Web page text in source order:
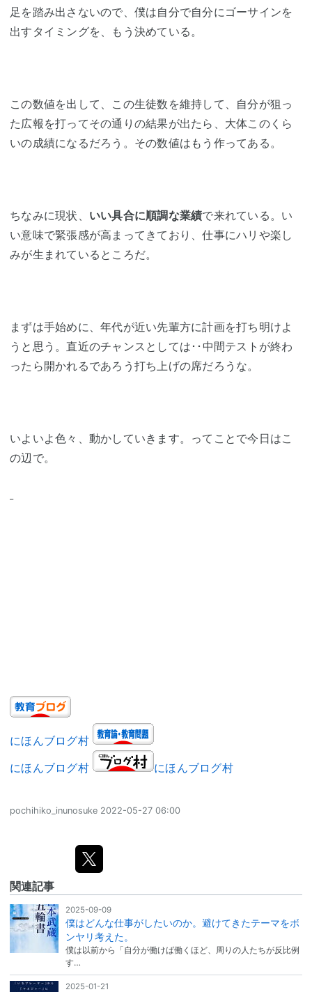
足を踏み出さないので、僕は自分で自分にゴーサインを
出すタイミングを、もう決めている。
この数値を出して、この生徒数を維持して、自分が狙っ
た広報を打ってその通りの結果が出たら、大体このくら
いの成績になるだろう。その数値はもう作ってある。
ちなみに現状、 いい具合に順調な業績で来れている。い
い意味で緊張感が高まってきており、仕事にハリや楽し
みが生まれているところだ。
まずは手始めに、年代が近い先輩方に計画を打ち明けよ
うと思う。直近のチャンスとしては･･中間テストが終わ
ったら開かれるであろう打ち上げの席だろうな。
いよいよ色々、動かしていきます。ってことで今日はこ
の辺で。
にほんブログ村
にほんブログ村
にほんブログ村
pochihiko_inunosuke 2022-05-27 06:00
関連記事
2025-09-09
僕はどんな仕事がしたいのか。避けてきたテーマをボ
ンヤリ考えた。
僕は以前から「自分が働けば働くほど、周りの人たちが反比例
す…
2025-01-21